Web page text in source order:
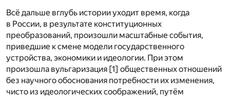
Всё дальше вглубь истории уходит время, когда
в России, в результате конституционных
преобразований, произошли масштабные события,
приведшие к смене модели государственного
устройства, экономики и идеологии. При этом
произошла вульгаризация [1] общественных отношений
без научного обоснования потребности их изменения,
чисто из идеологических соображений, путём